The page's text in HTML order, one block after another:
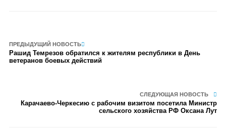
ПРЕДЫДУЩИЙ НОВОСТЬ
Рашид Темрезов обратился к жителям республики в День
ветеранов боевых действий
СЛЕДУЮЩАЯ НОВОСТЬ
Карачаево-Черкесию с рабочим визитом посетила Министр
сельского хозяйства РФ Оксана Лут